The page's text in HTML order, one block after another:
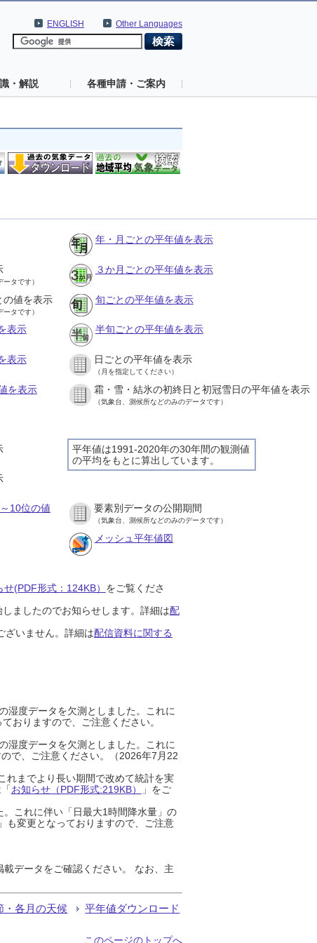
Other Languages
ENGLISH
・解説 各種申請・ご案内
年・月ごとの平年値を表示
タです）
３か月ごとの平年値を表示
の値を表示
タです）
旬ごとの平年値を表示
表示 半旬ごとの平年値を表示
表示 日ごとの平年値を表示
（月を指定してください）
を表示 霜・雪・結氷の初終日と初冠雪日の平年値を表示
（気象台、測候所などのみのデータです）
平年値は1991-2020年の30年間の観測値
の平均をもとに算出しています。
10位の値 要素別データの公開期間
（気象台、測候所などのみのデータです）
メッシュ平年値図
(PDF形式：124KB） をご覧くださ
ましたのでお知らせします。詳細は配
ざいません。詳細は配信資料に関する
湿度データを欠測としました。これに
おりますので、ご注意ください。
湿度データを欠測としました。これに
で、ご注意ください。（2026年7月22
れまでより長い期間で改めて統計を実
お知らせ（PDF形式:219KB）
」をご
これに伴い「日最大1時間降水量」の
も変更となっておりますので、ご注意
データをご確認ください。 なお、主
・各月の天候 平年値ダウンロード
このページのトップへ